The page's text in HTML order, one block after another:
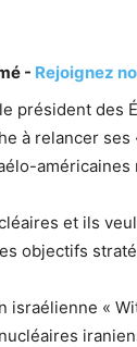
- Rejoignez
président des
à relancer
et ils
objectifs
«